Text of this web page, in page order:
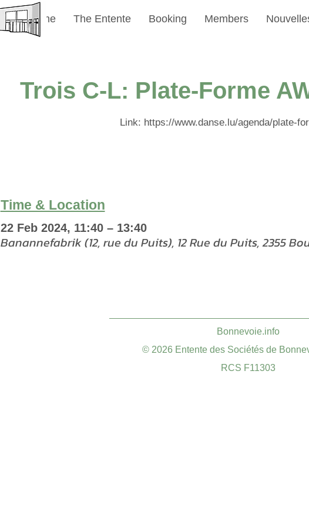
Welcome The Entente Booking Members
Trois C-L: Plate-Forme
Link: https://www.danse.lu/agenda/plate-
Time & Location
22 Feb 2024, 11:40 – 13:40
Banannefabrik (12, rue du Puits), 12 Rue du Puits, 2355
​Bonnevoie.info
© 2026 Entente des Sociétés de
RCS F11303